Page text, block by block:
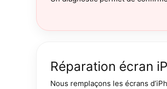
Réparation écran
Nous remplaçons les écrans